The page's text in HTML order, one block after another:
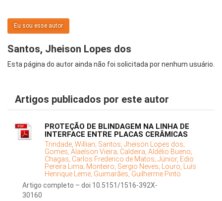
Eu sou esse autor
Santos, Jheison Lopes dos
Esta página do autor ainda não foi solicitada por nenhum usuário.
Artigos publicados por este autor
PROTEÇÃO DE BLINDAGEM NA LINHA DE
INTERFACE ENTRE PLACAS CERÂMICAS
Trindade, Willian; Santos, Jheison Lopes dos;
Gomes, Alaelson Vieira; Caldeira, Aldélio Bueno;
Chagas, Carlos Frederico de Matos; Júnior, Edio
Pereira Lima; Monteiro, Sergio Neves; Louro, Luís
Henrique Leme; Guimarães, Guilherme Pinto
Artigo completo – doi 10.5151/1516-392X-
30160